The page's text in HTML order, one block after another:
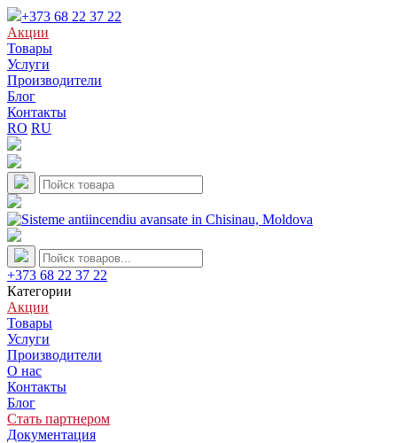
+373 68 22 37 22
Акции
Товары
Услуги
Производители
Блог
Контакты
RO RU
+373 68 22 37 22
Категории
Акции
Товары
Услуги
Производители
О нас
Контакты
Блог
Стать партнером
Документация